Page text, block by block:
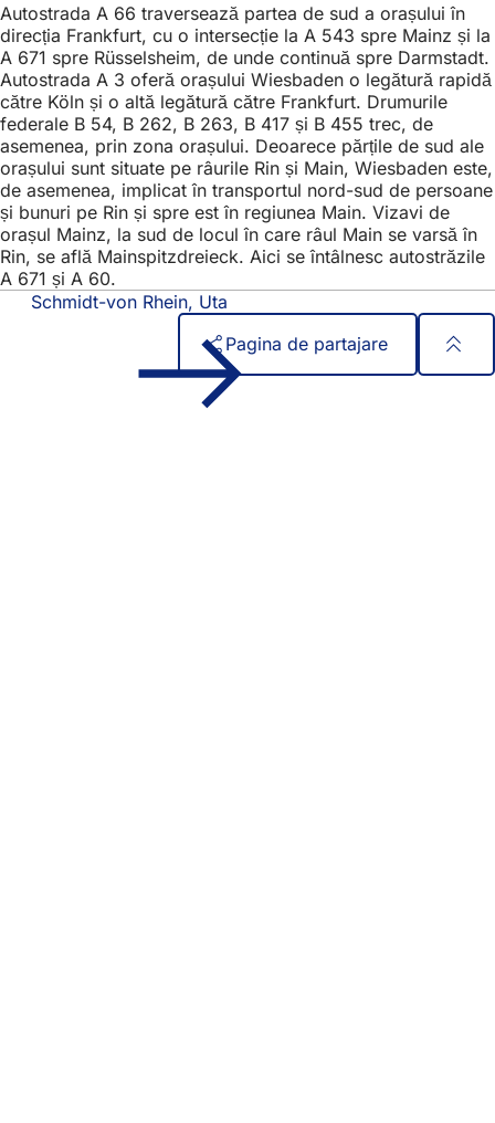
Autostrada A 66 traversează partea de sud a orașului în
direcția Frankfurt, cu o intersecție la A 543 spre Mainz și la
A 671 spre Rüsselsheim, de unde continuă spre Darmstadt.
Autostrada A 3 oferă orașului Wiesbaden o legătură rapidă
către Köln și o altă legătură către Frankfurt. Drumurile
federale B 54, B 262, B 263, B 417 și B 455 trec, de
asemenea, prin zona orașului. Deoarece părțile de sud ale
orașului sunt situate pe râurile Rin și Main, Wiesbaden este,
de asemenea, implicat în transportul nord-sud de persoane
și bunuri pe Rin și spre est în regiunea Main. Vizavi de
orașul Mainz, la sud de locul în care râul Main se varsă în
Rin, se află Mainspitzdreieck. Aici se întâlnesc autostrăzile
A 671 și A 60.
Schmidt-von Rhein, Uta
Pagina de partajare